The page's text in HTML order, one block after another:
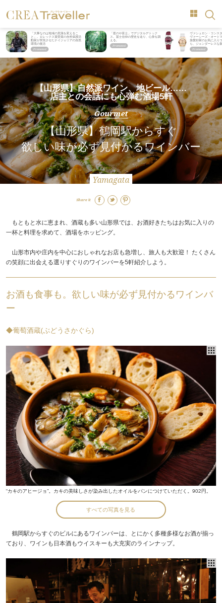
「大事なのは地域の意識を変えるこ
と」。ロレックス賞受賞の自然保護活
動家が実現させたナイジェリアの自然
環境の復活
「星のや富士」でデジタルデトック
ス。冨士信仰の歴史を辿り、心身を調
える。
ヴァシュロン・コンス
ヴァーシーズ・オート
旅愛好家のお気に入り
ら、ジェンダーレスな
【山形県】自然派ワイン、地ビール……
店主との会話にも心弾む酒場5軒
Gourmet
【山形県】鶴岡駅からすぐ
欲しい味が必ず見付かるワインバー
Yamagata
Share it
もともと水に恵まれ、酒蔵も多い山形県では、お酒好きたちはお気に入りの
一杯と料理を求めて、酒場をホッピング。
山形市内や庄内を中心におしゃれなお店も急増し、旅人も大歓迎！ たくさん
の笑顔に出会える選りすぐりのワインバーを5軒紹介しよう。
お酒も食事も。欲しい味が必ず見付かるワインバ
ー
◆葡萄酒蔵(ぶどうさかぐら)
“カキのアヒージョ”。カキの美味しさが染み出したオイルをパンにつけていただく。902円。
すべての写真を見る
鶴岡駅からすぐのビルにあるワインバーは、とにかく多種多様なお酒が揃っ
ており、ワインも日本酒もウイスキーも大充実のラインナップ。